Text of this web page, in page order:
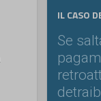
IL CASO
Se